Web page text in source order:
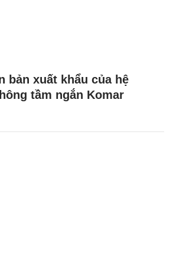
bản xuất khẩu của hệ
tầm ngắn Komar